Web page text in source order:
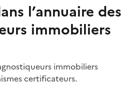
l’annuaire des
immobiliers
immobiliers
certificateurs.